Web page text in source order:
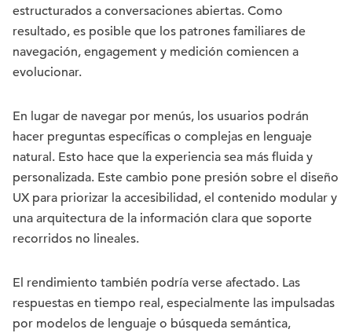
estructurados a conversaciones abiertas. Como
resultado, es posible que los patrones familiares de
navegación, engagement y medición comiencen a
evolucionar.
En lugar de navegar por menús, los usuarios podrán
hacer preguntas específicas o complejas en lenguaje
natural. Esto hace que la experiencia sea más fluida y
personalizada. Este cambio pone presión sobre el diseño
UX para priorizar la accesibilidad, el contenido modular y
una arquitectura de la información clara que soporte
recorridos no lineales.
El rendimiento también podría verse afectado. Las
respuestas en tiempo real, especialmente las impulsadas
por modelos de lenguaje o búsqueda semántica,